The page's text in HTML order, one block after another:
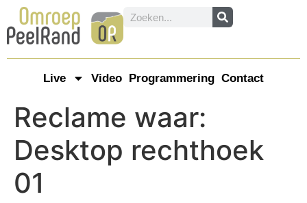
Live Video Programmering Contact
Reclame waar:
Desktop rechthoek
01